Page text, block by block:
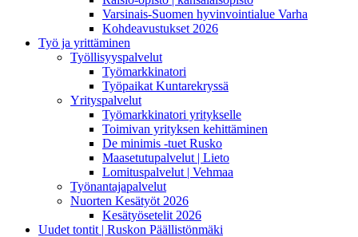
Varsinais-Suomen hyvinvointialue Varha
Kohdeavustukset 2026
Työ ja yrittäminen
Työllisyyspalvelut
Työmarkkinatori
Työpaikat Kuntarekryssä
Yrityspalvelut
Työmarkkinatori yritykselle
Toimivan yrityksen kehittäminen
De minimis -tuet Rusko
Maasetutupalvelut | Lieto
Lomituspalvelut | Vehmaa
Työnantajapalvelut
Nuorten Kesätyöt 2026
Kesätyösetelit 2026
Uudet tontit | Ruskon Päällistönmäki